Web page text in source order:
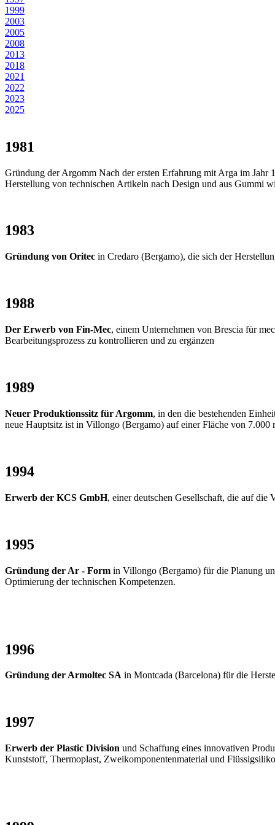
1999
2003
2005
2008
2013
2018
2021
2022
2023
2025
1981
Gründung der Argomm Nach der ersten Erfahrung mit Arga im
Herstellung von technischen Artikeln nach Design und aus Gummi
1983
Gründung von Oritec in Credaro (Bergamo), die sich der
1988
Der Erwerb von Fin-Mec, einem Unternehmen von Brescia für
Bearbeitungsprozess zu kontrollieren und zu ergänzen
1989
Neuer Produktionssitz für Argomm, in den die bestehenden
neue Hauptsitz ist in Villongo (Bergamo) auf einer Fläche von
1994
Erwerb der KCS GmbH, einer deutschen Gesellschaft, die auf die
1995
Gründung der Ar - Form in Villongo (Bergamo) für die Planung
Optimierung der technischen Kompetenzen.
1996
Gründung der Armoltec SA in Montcada (Barcelona) für die
1997
Erwerb der Plastic Division und Schaffung eines innovativen
Kunststoff, Thermoplast, Zweikomponentenmaterial und